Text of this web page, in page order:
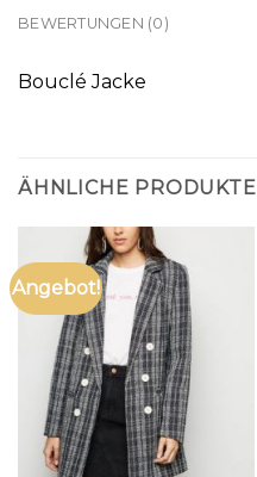
BEWERTUNGEN (0)
Bouclé Jacke
ÄHNLICHE PRODUKTE
Angebot!